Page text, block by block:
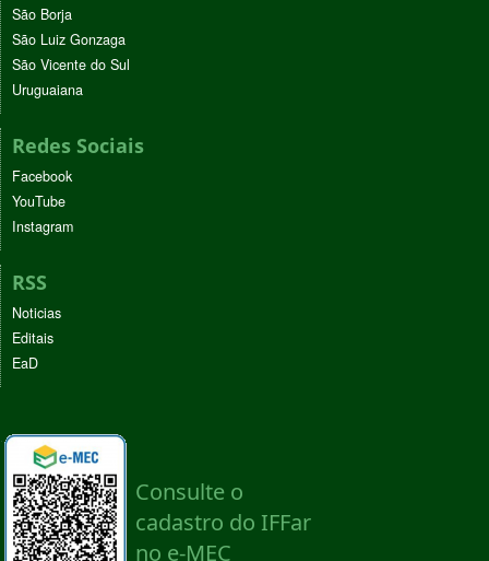
São Borja
São Luiz Gonzaga
São Vicente do Sul
Uruguaiana
Redes Sociais
Facebook
YouTube
Instagram
RSS
Noticias
Editais
EaD